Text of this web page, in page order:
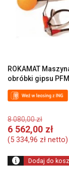
ROKAMAT
obróbki gipsu
8 080,00zł
cena
6 562,00 zł
(5 334,96 zł netto)
Dodaj do